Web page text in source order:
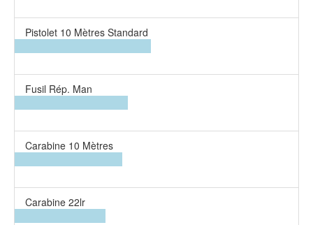
Pistolet 10 Mètres Standard
Fusil Rép. Man
Carabine 10 Mètres
Carabine 22lr